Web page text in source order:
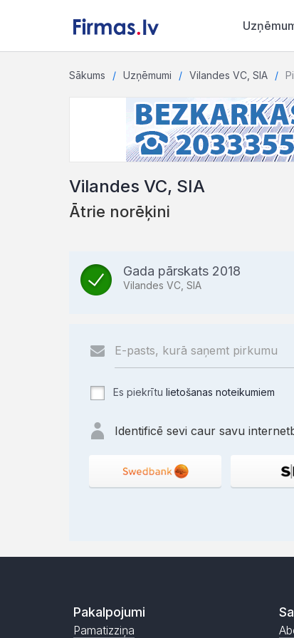
Sākums Uzņēmumi Vilandes VC, SIA
Vilandes VC, SIA
Ātrie norēķini
Gada pārskats 2018
Vilandes VC, SIA
Es piekrītu lietošanas noteikumiem
Identificē sevi caur savu
Pakalpojumi
Pamatizziņa